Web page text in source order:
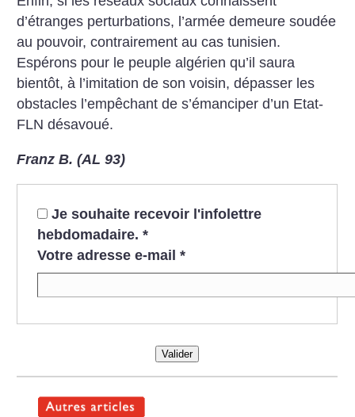
d’étranges perturbations, l’armée demeure soudée
au pouvoir, contrairement au cas tunisien.
Espérons pour le peuple algérien qu’il saura
bientôt, à l’imitation de son voisin, dépasser les
obstacles l’empêchant de s’émanciper d’un Etat-
FLN désavoué.
Franz B. (AL 93)
Je souhaite recevoir l'infolettre
hebdomadaire. *
Votre adresse e-mail *
Valider